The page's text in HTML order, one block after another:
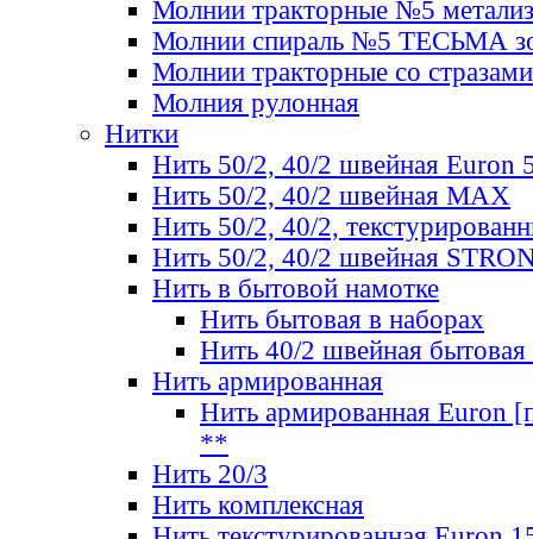
Молнии тракторные №5
Молнии спираль №5 ТЕСЬМА
Молнии тракторные со стразами
Молния рулонная
Нитки
Нить 50/2, 40/2 швейная Euron
Нить 50/2, 40/2 швейная МАХ
Нить 50/2, 40/2,
Нить 50/2, 40/2 швейная
Нить в бытовой намотке
Нить бытовая в наборах
Нить 40/2 швейная бытовая
Нить армированная
Нить армированная Euron
**
Нить 20/3
Нить комплексная